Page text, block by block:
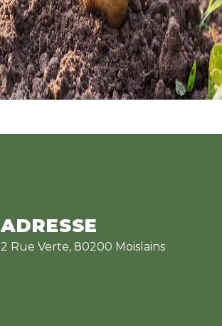
ADRESSE
2 Rue Verte, 80200 Moislains